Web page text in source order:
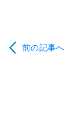
前の記事へ